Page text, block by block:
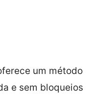
um método
e sem bloqueios